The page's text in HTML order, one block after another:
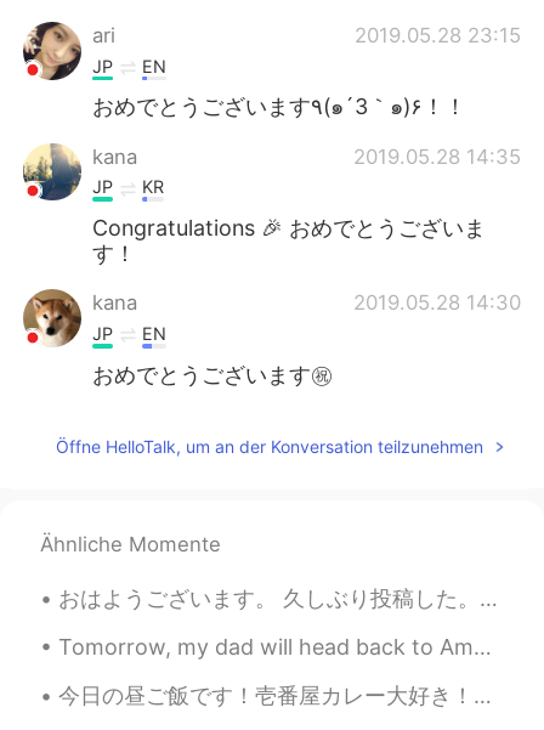
ari 2019.05.28 23:15
JP EN
おめでとうございます٩(๑´3｀๑)۶！！
kana 2019.05.28 14:35
JP KR
Congratulations 🎉 おめでとうございま
す！
kana 2019.05.28 14:30
JP EN
おめでとうございます㊗️
Öffne HelloTalk, um an der Konversation teilzunehmen
Ähnliche Momente
おはようございます。 久しぶり投稿した。ずっとずっとテーゼの研究に忙しかった。😂😂 もううんざりだ！I'm fed up with research already. 😂😉 ちょっとだけ歌おうと...
Tomorrow, my dad will head back to America. Here are my 9 favorite pictures that I took this tri...
今日の昼ご飯です！壱番屋カレー大好き！！チーズカツカレーが一番好きです！3辛が美味しかったです〜💕 My lunch! I love Coco’s Curry!! My favorite is...